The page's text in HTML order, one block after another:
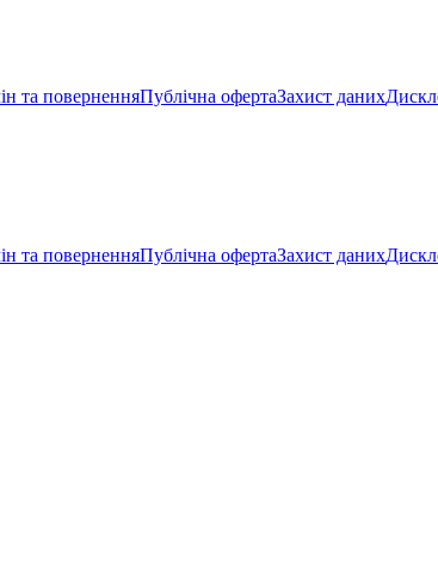
та поверненняПублічна офертаЗахист даних
та поверненняПублічна офертаЗахист даних